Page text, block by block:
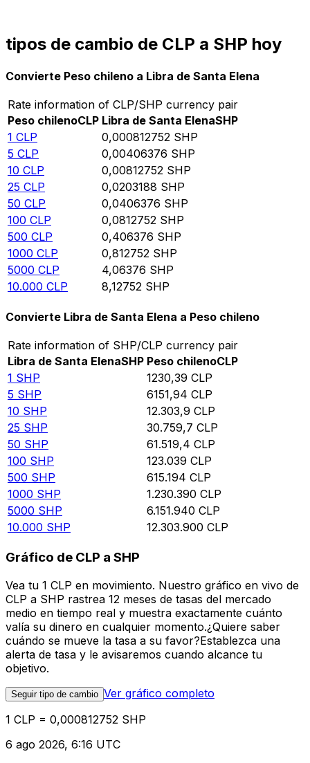
tipos de cambio de CLP a SHP hoy
Convierte Peso chileno a Libra de Santa Elena
Rate information of CLP/SHP currency pair
Peso chilenoCLP Libra de Santa ElenaSHP
1 CLP 0,000812752 SHP
5 CLP 0,00406376 SHP
10 CLP 0,00812752 SHP
25 CLP 0,0203188 SHP
50 CLP 0,0406376 SHP
100 CLP 0,0812752 SHP
500 CLP 0,406376 SHP
1000 CLP 0,812752 SHP
5000 CLP 4,06376 SHP
10.000 CLP 8,12752 SHP
Convierte Libra de Santa Elena a Peso chileno
Rate information of SHP/CLP currency pair
Libra de Santa ElenaSHP Peso chilenoCLP
1 SHP 1230,39 CLP
5 SHP 6151,94 CLP
10 SHP 12.303,9 CLP
25 SHP 30.759,7 CLP
50 SHP 61.519,4 CLP
100 SHP 123.039 CLP
500 SHP 615.194 CLP
1000 SHP 1.230.390 CLP
5000 SHP 6.151.940 CLP
10.000 SHP 12.303.900 CLP
Gráfico de CLP a SHP
Vea tu 1 CLP en movimiento. Nuestro gráfico en vivo de
CLP a SHP rastrea 12 meses de tasas del mercado
medio en tiempo real y muestra exactamente cuánto
valía su dinero en cualquier momento.¿Quiere saber
cuándo se mueve la tasa a su favor?Establezca una
alerta de tasa y le avisaremos cuando alcance tu
objetivo.
Seguir tipo de cambio Ver gráfico completo
1 CLP = 0,000812752 SHP
6 ago 2026, 6:16 UTC